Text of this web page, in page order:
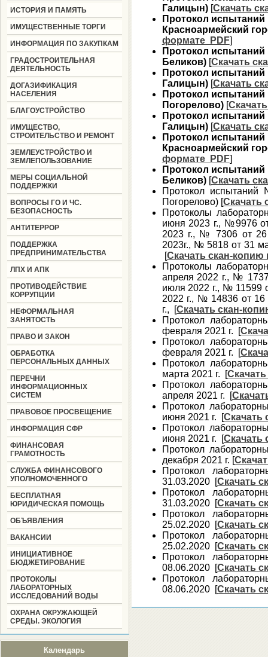
ИСТОРИЯ И ПАМЯТЬ
ИМУЩЕСТВЕННЫЕ ТОРГИ
ИНФОРМАЦИЯ ПО ЗАКУПКАМ
ГРАДОСТРОИТЕЛЬНАЯ
ДЕЯТЕЛЬНОСТЬ
ДОГАЗИФИКАЦИЯ
НАСЕЛЕНИЯ
БЛАГОУСТРОЙСТВО
ИМУЩЕСТВО,
СТРОИТЕЛЬСТВО И РЕМОНТ
ЗЕМЛЕУСТРОЙСТВО И
ЗЕМЛЕПОЛЬЗОВАНИЕ
МЕРЫ СОЦИАЛЬНОЙ
ПОДДЕРЖКИ
ВОПРОСЫ ГО И ЧС.
БЕЗОПАСНОСТЬ
АНТИТЕРРОР
ПОДДЕРЖКА
ПРЕДПРИНИМАТЕЛЬСТВА
ЛПХ И АПК
ПРОТИВОДЕЙСТВИЕ
КОРРУПЦИИ
НЕФОРМАЛЬНАЯ
ЗАНЯТОСТЬ
ПРАВО И ЗАКОН
ОБРАБОТКА
ПЕРСОНАЛЬНЫХ ДАННЫХ
ПЕРЕЧНИ
ИНФОРМАЦИОННЫХ
СИСТЕМ
ПРАВОВОЕ ПРОСВЕЩЕНИЕ
ИНФОРМАЦИЯ СФР
ФИНАНСОВАЯ
ГРАМОТНОСТЬ
СЛУЖБА ФИНАНСОВОГО
УПОЛНОМОЧЕННОГО
БЕСПЛАТНАЯ
ЮРИДИЧЕСКАЯ ПОМОЩЬ
ОБЪЯВЛЕНИЯ
ВАКАНСИИ
ИНИЦИАТИВНОЕ
БЮДЖЕТИРОВАНИЕ
ПРОТОКОЛЫ
ЛАБОРАТОРНЫХ
ИССЛЕДОВАНИЙ ВОДЫ
ОХРАНА ОКРУЖАЮЩЕЙ
СРЕДЫ. ЭКОЛОГИЯ
Календарь
Галицын)[Скачать
Протокол испытаний
Красноармейский
формате PDF]
Протокол испытаний
Беликов)[Скачать
Протокол испытаний
Галицын)[Скачать
Протокол испытаний
Погорелово)[
Протокол испытаний
Галицын) [Скачать
Протокол испытаний
Красноармейский
формате PDF]
Протокол испытаний
Беликов) [Скачать
Протокол
Погорелово) [Скачать
Протоколы
июня 2023 г., №9976
2023 г., № 7306 от
2023г., № 5818 от 31
[Скачать скан-
Протоколы
апреля 2022 г., №
июля 2022 г., № 11599
2022 г., № 14836 от
г., [Скачать скан-
Протокол
февраля 2021 г. [
Протокол
февраля 2021 г. [
Протокол
марта 2021 г. [
Протокол
апреля 2021 г. [
Протокол
июня 2021 г. [Скачать
Протокол
июня 2021 г. [Скачать
Протокол
декабря 2021 г. [
Протокол
31.03.2020 [Скачать
Протокол
31.03.2020 [Скачать
Протокол
25.02.2020 [Скачать
Протокол
25.02.2020 [Скачать
Протокол
08.06.2020 [Скачать
Протокол
08.06.2020 [Скачать